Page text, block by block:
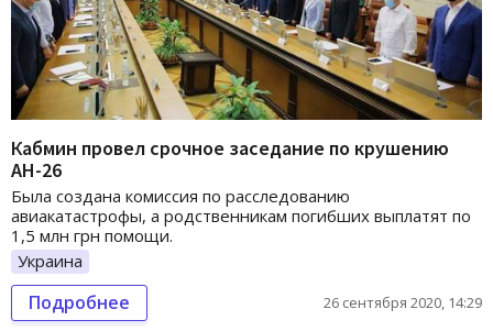
Кабмин провел срочное заседание по крушению
АН-26
Была создана комиссия по расследованию
авиакатастрофы, а родственникам погибших выплатят по
1,5 млн грн помощи.
Украина
Подробнее 26 сентября 2020, 14:29